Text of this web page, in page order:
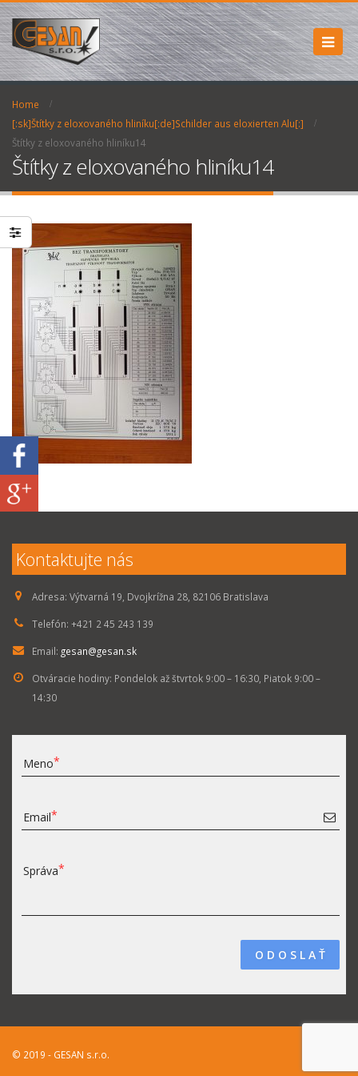
Home
[:sk]Štítky z eloxovaného hliníku[:de]Schilder aus eloxierten Alu[:]
Štítky z eloxovaného hliníku14
Štítky z eloxovaného hliníku14
Kontaktujte nás
Adresa: Výtvarná 19, Dvojkrížna 28, 82106 Bratislava
Telefón: +421 2 45 243 139
Email: gesan@gesan.sk
Otváracie hodiny: Pondelok až štvrtok 9:00 – 16:30, Piatok 9:00 –
14:30
Meno
Email
Správa
O D O S L A Ť
© 2019 - GESAN s.r.o.